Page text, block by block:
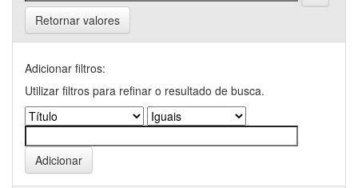
Retornar valores
Adicionar filtros:
Utilizar filtros para refinar o resultado de busca.